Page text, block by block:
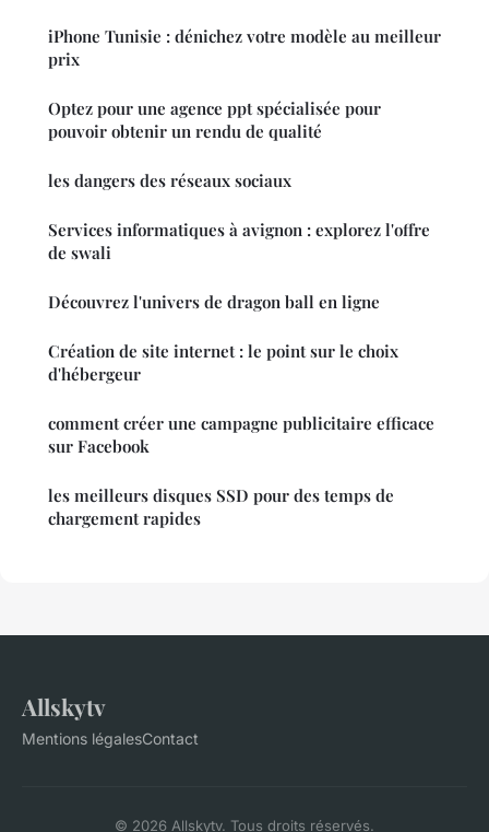
iPhone Tunisie : dénichez votre modèle au meilleur
prix
Optez pour une agence ppt spécialisée pour
pouvoir obtenir un rendu de qualité
les dangers des réseaux sociaux
Services informatiques à avignon : explorez l'offre
de swali
Découvrez l'univers de dragon ball en ligne
Création de site internet : le point sur le choix
d'hébergeur
comment créer une campagne publicitaire efficace
sur Facebook
les meilleurs disques SSD pour des temps de
chargement rapides
Allskytv
Mentions légalesContact
© 2026 Allskytv. Tous droits réservés.